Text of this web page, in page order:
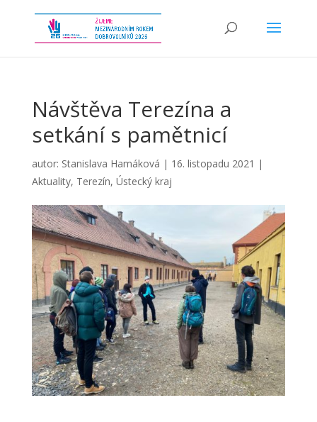
Návštěva Terezína a
setkání s pamětnicí
autor: Stanislava Hamáková | 16. listopadu 2021 |
Aktuality, Terezín, Ústecký kraj